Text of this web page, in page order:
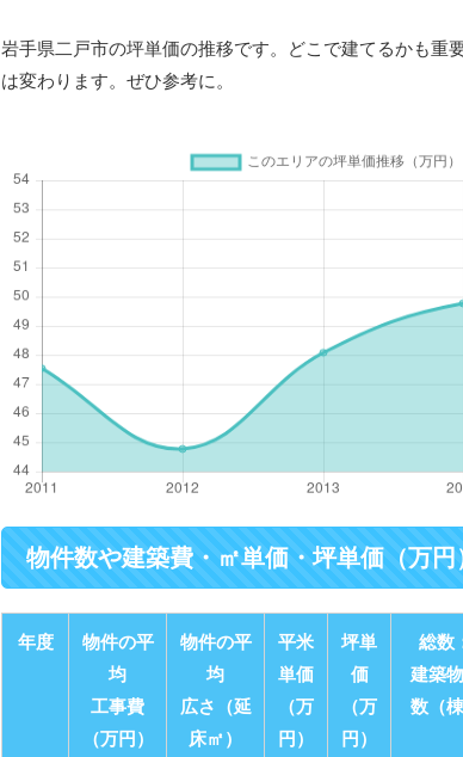
岩手県二戸市の坪単価の推移です。どこで建てるかも重
は変わります。ぜひ参考に。
物件数や建築費・㎡単価・坪単価（万
年度
物件の平
均
工事費
（万円）
物件の平
均
広さ（延
床㎡）
平米
単価
（万
円）
坪単
価
（万
円）
総数
建築
数（棟